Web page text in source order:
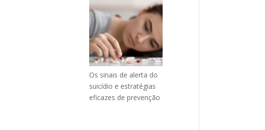
Os sinais de alerta do
suicídio e estratégias
eficazes de prevenção